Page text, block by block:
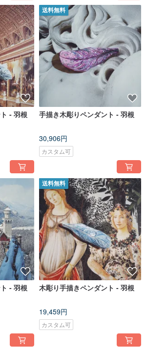
- 羽根
送料無料
手描き木彫りペンダント - 羽根
30,906円
カスタム可
- 羽根
送料無料
木彫り手描きペンダント - 羽根
19,459円
カスタム可